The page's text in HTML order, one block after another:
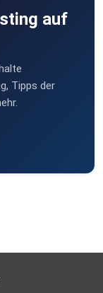
auf
Tipps der